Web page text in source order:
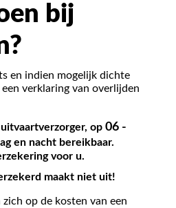
bij
en indien mogelijk dichte
verklaring van overlijden
op 06 -
en nacht bereikbaar.
voor u.
maakt niet uit!
op de kosten van een